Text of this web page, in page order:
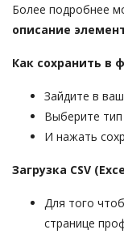
Более подробнее
описание
Как сохранить в
Зайдите в
Выберите тип
И нажать
Загрузка CSV
Для того
странице